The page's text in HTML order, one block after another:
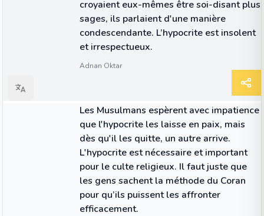
croyaient eux-mêmes être soi-disant plus
sages, ils parlaient d'une manière
condescendante. L’hypocrite est insolent
et irrespectueux.
Adnan Oktar
Les Musulmans espèrent avec impatience
que l'hypocrite les laisse en paix, mais
dès qu'il les quitte, un autre arrive.
L'hypocrite est nécessaire et important
pour le culte religieux. Il faut juste que
les gens sachent la méthode du Coran
pour qu’ils puissent les affronter
efficacement.